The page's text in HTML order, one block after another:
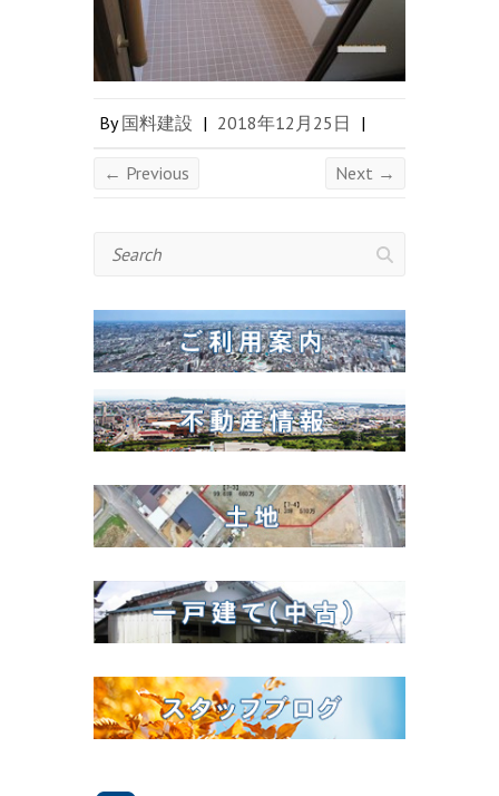
By国料建設 | 2018年12月25日 |
← Previous Next →
Search